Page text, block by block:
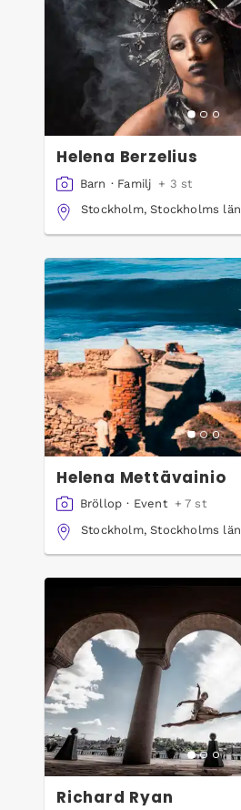
Helena Berzelius
Barn · Familj + 3 st
Stockholm, Stockholms län
Helena Mettävainio
Bröllop · Event
+ 7 st
Stockholm, Stockholms län
Richard Ryan